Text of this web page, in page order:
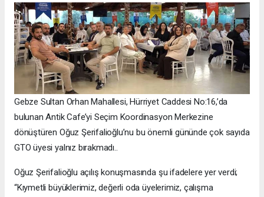
Gebze Sultan Orhan Mahallesi, Hürriyet Caddesi No:16,’da
bulunan Antik Cafe’yi Seçim Koordinasyon Merkezine
dönüştüren Oğuz Şerifalioğlu’nu bu önemli gününde çok sayıda
GTO üyesi yalnız bırakmadı..
Oğuz Şerifalioğlu açılış konuşmasında şu ifadelere yer verdi;
“Kıymetli büyüklerimiz, değerli oda üyelerimiz, çalışma